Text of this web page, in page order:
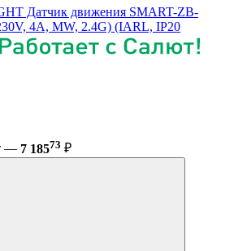
Датчик движения SMART-ZB-
4A, MW, 2.4G) (IARL, IP20
— 7 18573 ₽